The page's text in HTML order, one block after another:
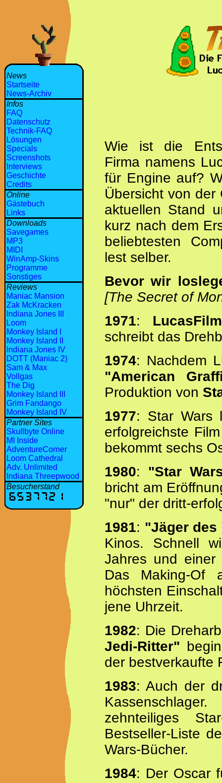
News
Startseite
News-Archiv
Infos
FAQ
Datenschutz
Technik-FAQ
Lösungen
Specials
Screenshots
Interviews
Geschichte
Credits
Online
Gästebuch
Links
Downloads
Savegames
MP3
MIDI
WinAmp-Skins
Programme
Sonstiges
Reviews
Maniac Mansion
Zak McKracken
Indiana Jones III
Loom
Monkey Island I
Monkey Island II
Indiana Jones IV
DOTT (Maniac 2)
Sam & Max
Vollgas
The Dig
Monkey Island III
Grim Fandango
Monkey Island IV
Partner Sites
Skullbyte Online
MI Inside
AdventureCorner
Loom Cathedral
Adv. Unlimited
Indiana Threepwood
Besucherstand
Wie ist die
Firma namens
für Engine auf?
Übersicht von der
aktuellen Stand
kurz nach dem
beliebtesten
lest selber.
Bevor wir
[The Secret of
1971: LucasFilm
schreibt das
1974: Nachdem
"American
Produktion von
1977: Star Wars
erfolgreichste
bekommt sechs
1980: "Star
bricht am
"nur" der dritt-
1981: "Jäger des
Kinos. Schnell
Jahres und einer
Das Making-Of
höchsten
jene Uhrzeit.
1982: Die
Jedi-Ritter"
der bestverkaufte
1983: Auch der
zehnteiliges
Bestseller-Liste
Wars-Bücher.
1984: Der Oscar